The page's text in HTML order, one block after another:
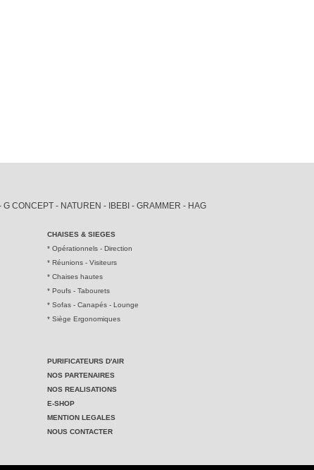
CONCEPT - NATUREN - IBEBI - GRAMMER - HAG
CHAISES & SIEGES
* Opérationnels - Direction
* Réunions - Visiteurs
* Chaises hautes
* Poufs - Tabourets
* Sofas - Canapés - Lounge
* Siège Ergonomiques
PURIFICATEURS D'AIR
NOS PARTENAIRES
NOS REALISATIONS
E-SHOP
MENTION LEGALES
NOUS CONTACTER